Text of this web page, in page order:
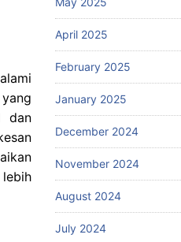
dan
April 2025
February 2025
January 2025
December 2024
November 2024
August 2024
July 2024